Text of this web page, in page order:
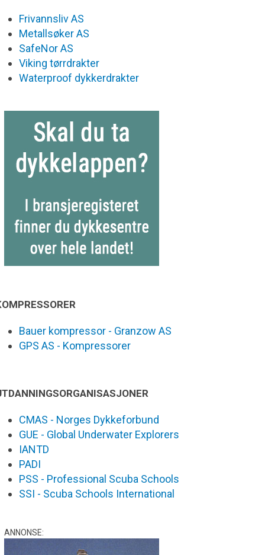
Frivannsliv AS
Metallsøker AS
SafeNor AS
Viking tørrdrakter
Waterproof dykkerdrakter
Bauer kompressor - Granzow AS
GPS AS - Kompressorer
CMAS - Norges Dykkeforbund
GUE - Global Underwater Explorers
IANTD
PADI
PSS - Professional Scuba Schools
SSI - Scuba Schools International
ANNONSE: